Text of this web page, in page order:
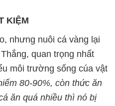
KIỆM
nhưng nuôi cá vàng lại
quan trọng nhất
môi trường sống cúa vật
80-90%, còn thức ăn
ăn quá nhiều thì nó bị